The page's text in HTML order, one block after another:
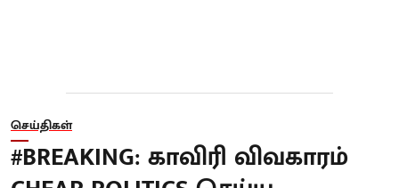
செய்திகள்
#BREAKING: காவிரி விவகாரம்